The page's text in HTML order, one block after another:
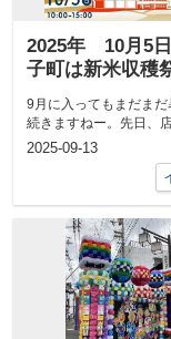
2025年 10月5
子町は新米収穫
月会とイベント
くさん！！
9月に入ってもまだまだ
続きますねー。先日、
電話を忘れた方がおられ
2025-09-13